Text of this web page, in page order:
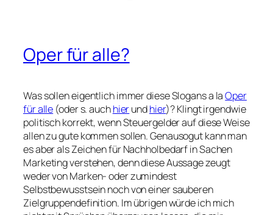
Oper für alle?
Was sollen eigentlich immer diese Slogans a laOper
für alle (oder s. auchhierundhier)? Klingt irgendwie
politisch korrekt, wenn Steuergelder auf diese Weise
allen zu gute kommen sollen. Genausogut kann man
es aber als Zeichen für Nachholbedarf in Sachen
Marketing verstehen, denn diese Aussage zeugt
weder von Marken- oder zumindest
Selbstbewusstsein noch von einer sauberen
Zielgruppendefinition. Im übrigen würde ich mich